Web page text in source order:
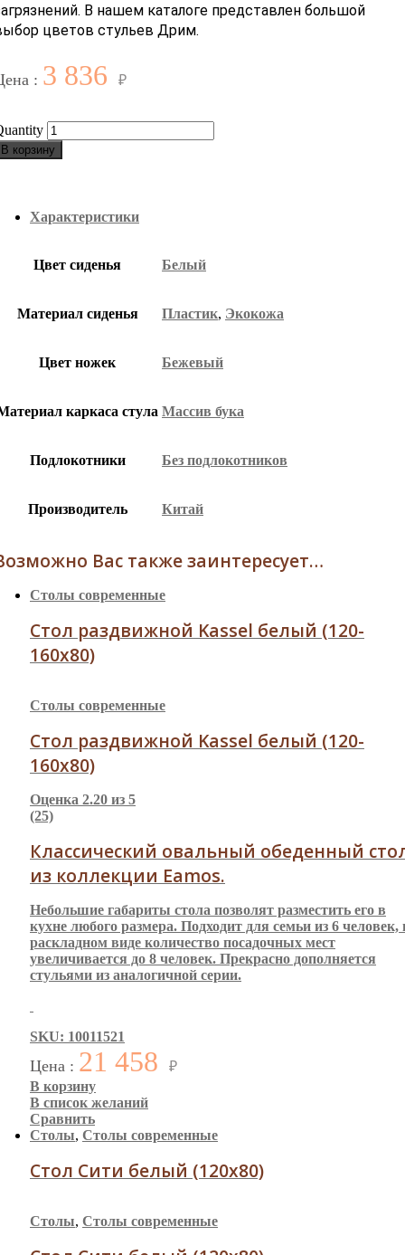
В нашем каталоге представлен большой
цветов стульев Дрим.
: 3 836 ₽
В корзину
Характеристики
Цвет сиденья Белый
Материал сиденья Пластик, Экокожа
Цвет ножек Бежевый
каркаса стула Массив бука
Подлокотники Без подлокотников
Производитель Китай
Вас также заинтересует…
Столы современные
Стол раздвижной Kassel белый (120-
160х80)
Столы современные
Стол раздвижной Kassel белый (120-
160х80)
Оценка 2.20 из 5
(25)
Классический овальный обеденный
из коллекции Eamos.
Небольшие габариты стола позволят разместить его в
кухне любого размера. Подходит для семьи из 6 человек,
раскладном виде количество посадочных мест
увеличивается до 8 человек. Прекрасно дополняется
стульями из аналогичной серии.
SKU: 10011521
Цена : 21 458
₽
В корзину
В список желаний
Сравнить
Столы, Столы современные
Стол Сити белый (120х80)
Столы, Столы современные